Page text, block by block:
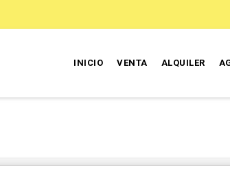
INICIO VENTA ALQUILER